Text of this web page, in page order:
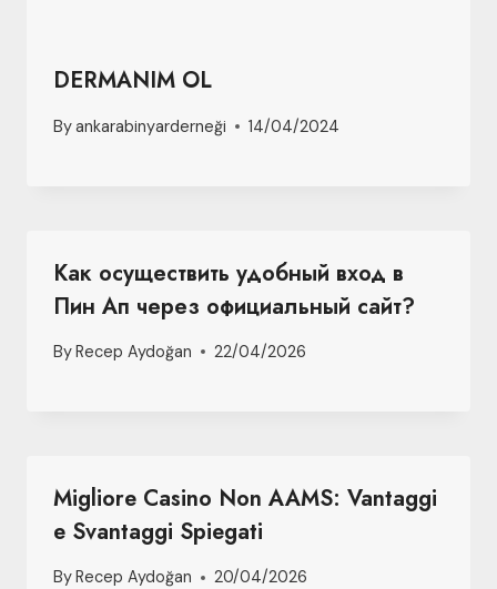
DERMANIM OL
Byankarabinyarderneği 14/04/2024
Как осуществить удобный вход в
Пин Ап через официальный сайт?
ByRecep Aydoğan 22/04/2026
Migliore Casino Non AAMS: Vantaggi
e Svantaggi Spiegati
By Recep Aydoğan 20/04/2026